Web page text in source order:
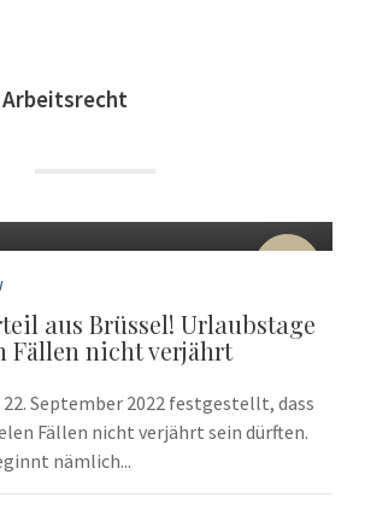
22
aus Brüssel! Urlaubstage
Fällen nicht verjährt
22. September 2022 festgestellt, dass
Fällen nicht verjährt sein dürften.
nämlich...